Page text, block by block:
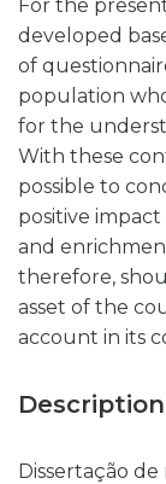
For the
developed
of
population
for the
With these
possible to
positive
and
therefore,
asset of the
account in its
Description
Dissertação